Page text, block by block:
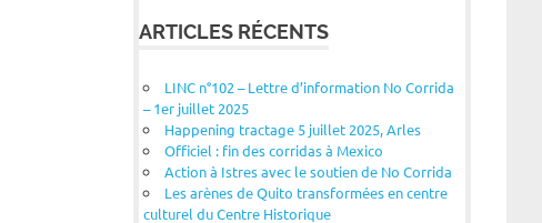
ARTICLES RÉCENTS
LINC n°102 – Lettre d’information No Corrida
– 1er juillet 2025
Happening tractage 5 juillet 2025, Arles
Officiel : fin des corridas à Mexico
Action à Istres avec le soutien de No Corrida
Les arènes de Quito transformées en centre
culturel du Centre Historique